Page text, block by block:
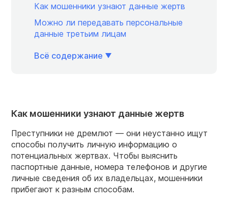
Как мошенники узнают данные жертв
Можно ли передавать персональные
данные третьим лицам
Всё содержание
Как мошенники узнают данные жертв
Преступники не дремлют — они неустанно ищут
способы получить личную информацию о
потенциальных жертвах. Чтобы выяснить
паспортные данные, номера телефонов и другие
личные сведения об их владельцах, мошенники
прибегают к разным способам.